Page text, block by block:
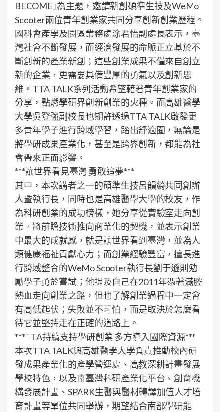
BECOME｣為主題，邀請新創碩準生技及WeMo
Scooter兩位青年創業家共同分享創新創業歷程。
國科會產學及園區業務處涂君怡副處長表示，臺
灣社會不斷發展，而經濟發展的命脈正立基於不
斷創新的產業新創；這些創業成果不僅來自創立
新的企業，更需要具備豐厚的勇氣以及創新思
維。TTA TALK系列活動希望藉著青年創業家的
分享，點燃學研界創新創業的火種。而高雄醫學
大學吳登強副校長也期許透過TTA TALK啟發更
多青年學子進行跨域學習，踏出舒適圈，無論是
將學研成果產業化，甚至是跨界創新，都能為社
會帶來正面影響。
***讓世界看見臺灣 勇敢追夢***
其中，本次講者之一的碩準生技呂韻綺共同創辦
人暨執行長，同時也是高雄醫學大學的校友，作
為科研創業的成功榜樣，她分享從實驗室走向創
業，將前瞻技術推向商業化的契機，並表示創業
中最大的成就感，就是讓世界看到臺灣，並為人
類健康福祉貢獻心力；而創業經驗豐富，擅長進
行跨域整合的WeMo Scooter執行長劉于遜則勉
勵學子勇於嘗試；他提及自己在2011年憑著滿腔
熱血走向創業之路，但也了解創業過程中一定會
有高低起伏；失敗並不可怕，而是取決於怎麼看
待它並堅持走在正確的道路上。
***TTA持續支持學研創業 多方導入國際資源***
本次TTA TALK與高雄醫學大學負責推動校內研
發成果產業化的產學營運處、高教深耕計畫發展
學校特色，以及南臺灣科研產業化平台、創育機
構發展計畫、SPARK生醫與醫材轉譯加值人才培
育計畫等單位共同舉辦，期望結合南部學研能